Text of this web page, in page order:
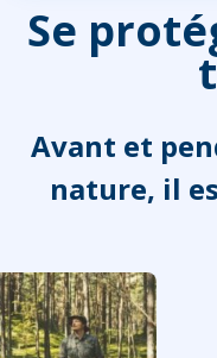
Se
Avant et
nature, il